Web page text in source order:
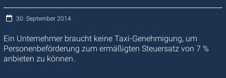
30. September 2014
Ein Unternehmer braucht keine Taxi-Genehmigung, um
Personenbeförderung zum ermäßigten Steuersatz von 7 %
anbieten zu können.